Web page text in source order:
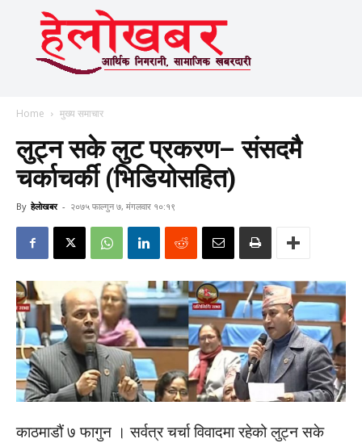
Home मुख्य समाचार
लुट्न सके लुट प्रकरण– संसदमै
चर्काचर्की (भिडियोसहित)
By हेलाेखबर - २०७५ फाल्गुन ७, मंगलवार १०:१९
काठमाडौं ७ फागुन । सर्वत्र चर्चा विवादमा रहेको लुट्न सके